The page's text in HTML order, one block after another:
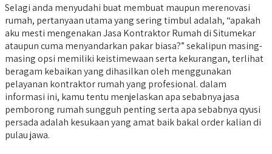
Selagi anda menyudahi buat membuat maupun merenovasi
rumah, pertanyaan utama yang sering timbul adalah, “apakah
aku mesti mengenakan Jasa Kontraktor Rumah di Situmekar
ataupun cuma menyandarkan pakar biasa?” sekalipun masing-
masing opsi memiliki keistimewaan serta kekurangan, terlihat
beragam kebaikan yang dihasilkan oleh menggunakan
pelayanan kontraktor rumah yang profesional. dalam
informasi ini, kamu tentu menjelaskan apa sebabnya jasa
pemborong rumah sungguh penting serta apa sebabnya qyusi
persada adalah kesukaan yang amat baik bakal order kalian di
pulau jawa.